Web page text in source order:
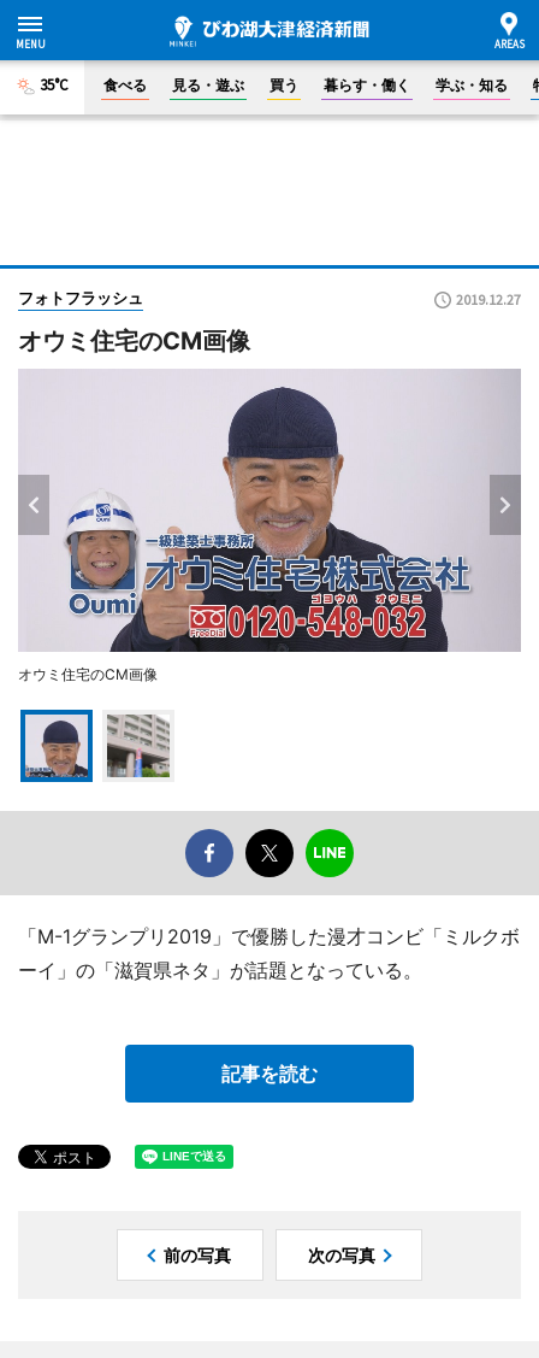
35°C 食べる 見る・遊ぶ 買う 暮らす・働く 学ぶ・知る
フォトフラッシュ 2019.12.27
オウミ住宅のCM画像
オウミ住宅のCM画像
「M-1グランプリ2019」で優勝した漫才コンビ「ミルクボ
ーイ」の「滋賀県ネタ」が話題となっている。
記事を読む
前の写真 次の写真